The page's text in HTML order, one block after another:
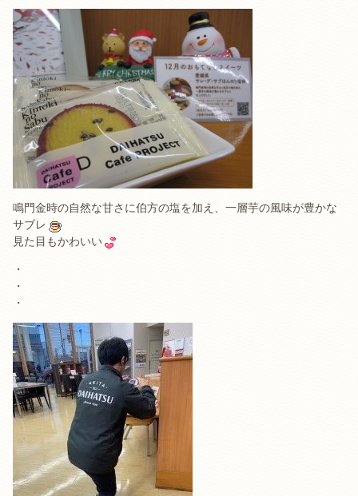
鳴門金時の自然な甘さに伯方の塩を加え、一層芋の風味が豊かな
サブレ
見た目もかわいい
・
・
・